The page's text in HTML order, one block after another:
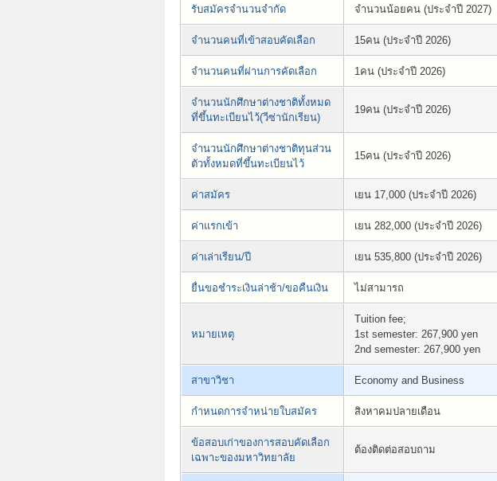
รับสมัครจำนวนจำกัด จำนวนน้อยคน (ประจำปี 2027)
จำนวนคนที่เข้าสอบคัดเลือก 15คน (ประจำปี 2026)
จำนวนคนที่ผ่านการคัดเลือก 1คน (ประจำปี 2026)
จำนวนนักศึกษาต่างชาติทั้งหมด
ที่ขึ้นทะเบียนไว้(วีซ่านักเรียน)
19คน (ประจำปี 2026)
จำนวนนักศึกษาต่างชาติทุนส่วน
ตัวทั้งหมดที่ขึ้นทะเบียนไว้
15คน (ประจำปี 2026)
ค่าสมัคร เยน 17,000 (ประจำปี 2026)
ค่าแรกเข้า เยน 282,000 (ประจำปี 2026)
ค่าเล่าเรียน/ปี เยน 535,800 (ประจำปี 2026)
ยื่นขอชำระเงินล่าช้า/ขอคืนเงิน ไม่สามารถ
หมายเหตุ
Tuition fee;
1st semester: 267,900 yen
2nd semester: 267,900 yen
สาขาวิชา Economy and Business
กำหนดการจำหน่ายใบสมัคร สิงหาคมปลายเดือน
ข้อสอบเก่าของการสอบคัดเลือก
เฉพาะของมหาวิทยาลัย
ต้องติดต่อสอบถาม